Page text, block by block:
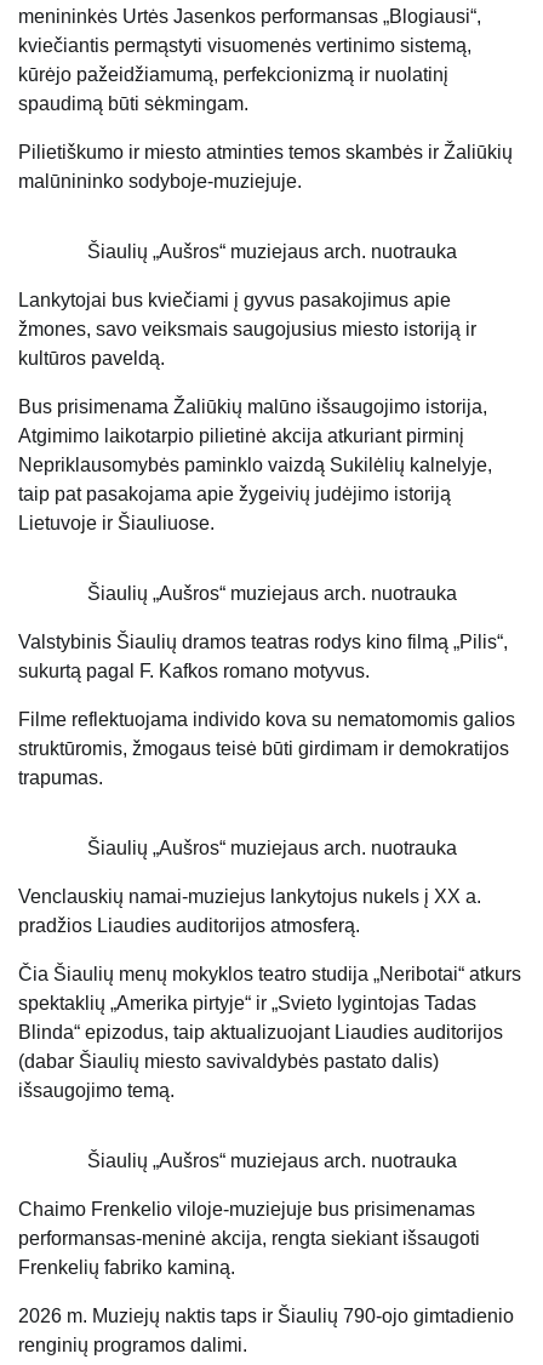
menininkės Urtės Jasenkos performansas „Blogiausi“,
kviečiantis permąstyti visuomenės vertinimo sistemą,
kūrėjo pažeidžiamumą, perfekcionizmą ir nuolatinį
spaudimą būti sėkmingam.
Pilietiškumo ir miesto atminties temos skambės ir Žaliūkių
malūnininko sodyboje-muziejuje.
Šiaulių „Aušros“ muziejaus arch. nuotrauka
Lankytojai bus kviečiami į gyvus pasakojimus apie
žmones, savo veiksmais saugojusius miesto istoriją ir
kultūros paveldą.
Bus prisimenama Žaliūkių malūno išsaugojimo istorija,
Atgimimo laikotarpio pilietinė akcija atkuriant pirminį
Nepriklausomybės paminklo vaizdą Sukilėlių kalnelyje,
taip pat pasakojama apie žygeivių judėjimo istoriją
Lietuvoje ir Šiauliuose.
Šiaulių „Aušros“ muziejaus arch. nuotrauka
Valstybinis Šiaulių dramos teatras rodys kino filmą „Pilis“,
sukurtą pagal F. Kafkos romano motyvus.
Filme reflektuojama individo kova su nematomomis galios
struktūromis, žmogaus teisė būti girdimam ir demokratijos
trapumas.
Šiaulių „Aušros“ muziejaus arch. nuotrauka
Venclauskių namai-muziejus lankytojus nukels į XX a.
pradžios Liaudies auditorijos atmosferą.
Čia Šiaulių menų mokyklos teatro studija „Neribotai“ atkurs
spektaklių „Amerika pirtyje“ ir „Svieto lygintojas Tadas
Blinda“ epizodus, taip aktualizuojant Liaudies auditorijos
(dabar Šiaulių miesto savivaldybės pastato dalis)
išsaugojimo temą.
Šiaulių „Aušros“ muziejaus arch. nuotrauka
Chaimo Frenkelio viloje-muziejuje bus prisimenamas
performansas-meninė akcija, rengta siekiant išsaugoti
Frenkelių fabriko kaminą.
2026 m. Muziejų naktis taps ir Šiaulių 790-ojo gimtadienio
renginių programos dalimi.